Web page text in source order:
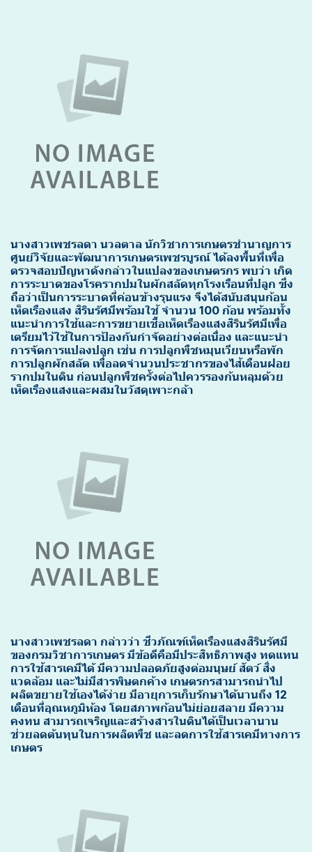
นางสาวเพชรลดา นวลตาล นักวิชาการเกษตรชํานาญการ
ศูนย์วิจัยและพัฒนาการเกษตรเพชรบูรณ์ ได้ลงพื้นที่เพื่อ
ตรวจสอบปัญหาดังกล่าวในแปลงของเกษตรกร พบว่า เกิด
การระบาดของโรครากปมในผักสลัดทุกโรงเรือนที่ปลูก ซึ่ง
ถือว่าเป็นการระบาดที่ค่อนข้างรุนแรง จึงได้สนับสนุนก้อน
เห็ดเรืองแสง สิรินรัศมีพร้อมใช้ จำนวน 100 ก้อน พร้อมทั้ง
แนะนำการใช้และการขยายเชื้อเห็ดเรืองแสงสิรินรัศมีเพื่อ
เตรียมไว้ใช้ในการป้องกันกำจัดอย่างต่อเนื่อง และแนะนำ
การจัดการแปลงปลูก เช่น การปลูกพืชหมุนเวียนหรือพัก
การปลูกผักสลัด เพื่อลดจำนวนประชากรของไส้เดือนฝอย
รากปมในดิน ก่อนปลูกพืชครั้งต่อไปควรรองก้นหลุมด้วย
เห็ดเรืองแสงและผสมในวัสดุเพาะกล้า
นางสาวเพชรลดา กล่าวว่า ชีวภัณฑ์เห็ดเรืองแสงสิรินรัศมี
ของกรมวิชาการเกษตร มีข้อดีคือมีประสิทธิภาพสูง ทดแทน
การใช้สารเคมีได้ มีความปลอดภัยสูงต่อมนุษย์ สัตว์ สิ่ง
แวดล้อม และไม่มีสารพิษตกค้าง เกษตรกรสามารถนำไป
ผลิตขยายใช้เองได้ง่าย มีอายุการเก็บรักษาได้นานถึง 12
เดือนที่อุณหภูมิห้อง โดยสภาพก้อนไม่ย่อยสลาย มีความ
คงทน สามารถเจริญและสร้างสารในดินได้เป็นเวลานาน
ช่วยลดต้นทุนในการผลิตพืช และลดการใช้สารเคมีทางการ
เกษตร